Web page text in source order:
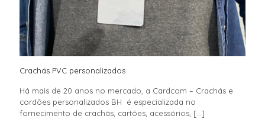
Crachás PVC personalizados
Há mais de 20 anos no mercado, a Cardcom – Crachás e
cordões personalizados BH é especializada no
fornecimento de crachás, cartões, acessórios, […]